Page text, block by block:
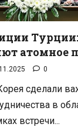
атомное
0
сделали
в
встречи...